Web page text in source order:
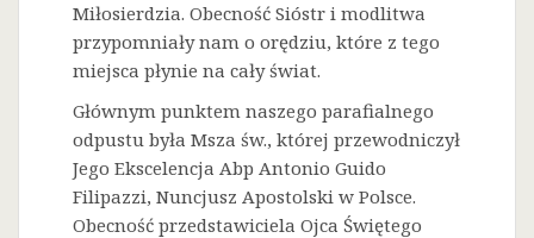
Miłosierdzia. Obecność Sióstr i modlitwa
przypomniały nam o orędziu, które z tego
miejsca płynie na cały świat.
Głównym punktem naszego parafialnego
odpustu była Msza św., której przewodniczył
Jego Ekscelencja Abp Antonio Guido
Filipazzi, Nuncjusz Apostolski w Polsce.
Obecność przedstawiciela Ojca Świętego